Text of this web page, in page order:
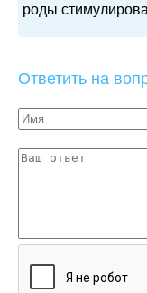
роды
Ответить на